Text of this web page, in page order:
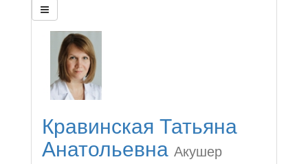
Кравинская Татьяна
Анатольевна Акушер